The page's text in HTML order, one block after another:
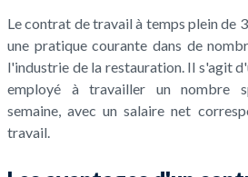
Le contrat de travail à temps plein de
une pratique courante dans de
l'industrie de la restauration. Il s'agit
employé à travailler un nombre
semaine, avec un salaire net
travail.